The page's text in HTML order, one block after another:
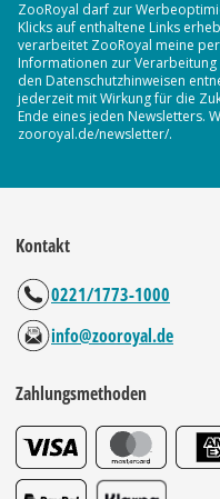
ZooRoyal darf zur
Klicks auf enthaltene Links
verarbeitet ZooRoyal meine
Informationen zur Verarbeitung
den Datenschutzhinweisen
jederzeit mit Wirkung für die
Ende eines jeden Newsletters.
zooroyal.de/newsletter/.
Kontakt
0221/1773-1000
info@zooroyal.de
Zahlungsmethoden